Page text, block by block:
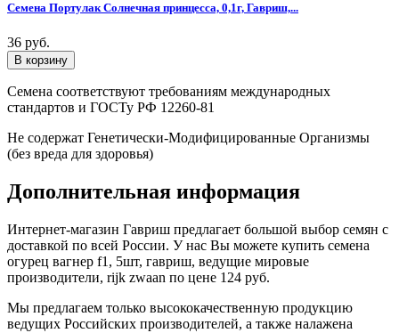
Семена Портулак Солнечная принцесса, 0,1г, Гавриш,...
36 руб.
Семена соответствуют требованиям международных
стандартов и ГОСТу РФ 12260-81
Не содержат Генетически-Модифицированные Организмы
(без вреда для здоровья)
Дополнительная информация
Интернет-магазин Гавриш предлагает большой выбор семян с
доставкой по всей России. У нас Вы можете купить семена
огурец вагнер f1, 5шт, гавриш, ведущие мировые
производители, rijk zwaan по цене 124 руб.
Мы предлагаем только высококачественную продукцию
ведущих Российских производителей, а также налажена